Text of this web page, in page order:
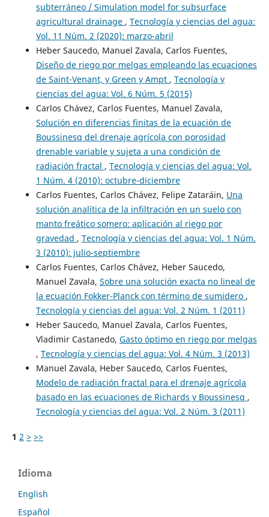
subterráneo / Simulation model for subsurface
agricultural drainage , Tecnología y ciencias del agua:
Vol. 11 Núm. 2 (2020): marzo-abril
Heber Saucedo, Manuel Zavala, Carlos Fuentes,
Diseño de riego por melgas empleando las ecuaciones
de Saint-Venant, y Green y Ampt , Tecnología y
ciencias del agua: Vol. 6 Núm. 5 (2015)
Carlos Chávez, Carlos Fuentes, Manuel Zavala,
Solución en diferencias finitas de la ecuación de
Boussinesq del drenaje agrícola con porosidad
drenable variable y sujeta a una condición de
radiación fractal , Tecnología y ciencias del agua: Vol.
1 Núm. 4 (2010): octubre-diciembre
Carlos Fuentes, Carlos Chávez, Felipe Zataráin, Una
solución analítica de la infiltración en un suelo con
manto freático somero: aplicación al riego por
gravedad , Tecnología y ciencias del agua: Vol. 1 Núm.
3 (2010): julio-septiembre
Carlos Fuentes, Carlos Chávez, Heber Saucedo,
Manuel Zavala, Sobre una solución exacta no lineal de
la ecuación Fokker-Planck con término de sumidero ,
Tecnología y ciencias del agua: Vol. 2 Núm. 1 (2011)
Heber Saucedo, Manuel Zavala, Carlos Fuentes,
Vladimir Castanedo, Gasto óptimo en riego por melgas
, Tecnología y ciencias del agua: Vol. 4 Núm. 3 (2013)
Manuel Zavala, Heber Saucedo, Carlos Fuentes,
Modelo de radiación fractal para el drenaje agrícola
basado en las ecuaciones de Richards y Boussinesq ,
Tecnología y ciencias del agua: Vol. 2 Núm. 3 (2011)
1 2 > >>
Idioma
English
Español